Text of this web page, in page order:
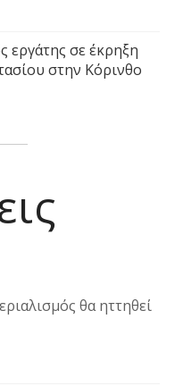
εργάτης σε έκρηξη
στην Κόρινθο
θα ηττηθεί